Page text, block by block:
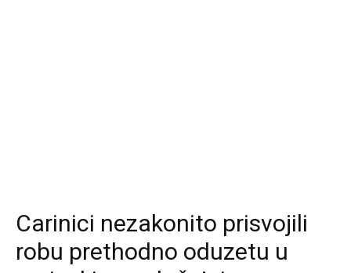
Carinici nezakonito prisvojili
robu prethodno oduzetu u